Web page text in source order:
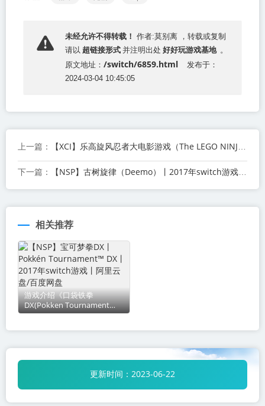
拳DX丨Pokkén "
target="_blank"
>
未经允许不得转载！ 作者:莫别离 ，转载或复制
请以 超链接形式 并注明出处 好好玩游戏基地 。
原文地址： /switch/6859.html
发布于：
2024-03-04 10:45:05
上一篇： 【XCI】乐高旋风忍者大电影游戏（The LEGO NINJAGO Movie Video Game）丨2017年switch游戏丨阿里云盘/百度网盘
下一篇： 【NSP】古树旋律（Deemo）丨2017年switch游戏丨阿里云盘/百度网盘
相关推荐
游戏介绍《口袋铁拳
DX(Pokken Tournament
DX)》是由任天堂制作发行的
更新时间： 2023-06-22